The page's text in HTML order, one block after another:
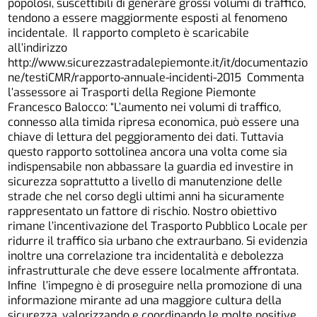
popolosi, suscettibili di generare grossi volumi di traffico,
tendono a essere maggiormente esposti al fenomeno
incidentale. Il rapporto completo è scaricabile
all’indirizzo
http://www.sicurezzastradalepiemonte.it/it/documentazio
ne/testiCMR/rapporto-annuale-incidenti-2015 Commenta
l’assessore ai Trasporti della Regione Piemonte
Francesco Balocco: “L’aumento nei volumi di traffico,
connesso alla timida ripresa economica, può essere una
chiave di lettura del peggioramento dei dati. Tuttavia
questo rapporto sottolinea ancora una volta come sia
indispensabile non abbassare la guardia ed investire in
sicurezza soprattutto a livello di manutenzione delle
strade che nel corso degli ultimi anni ha sicuramente
rappresentato un fattore di rischio. Nostro obiettivo
rimane l’incentivazione del Trasporto Pubblico Locale per
ridurre il traffico sia urbano che extraurbano. Si evidenzia
inoltre una correlazione tra incidentalità e debolezza
infrastrutturale che deve essere localmente affrontata.
Infine l’impegno è di proseguire nella promozione di una
informazione mirante ad una maggiore cultura della